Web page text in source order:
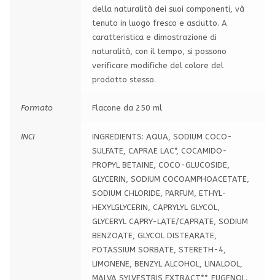
della naturalità dei suoi componenti, và
tenuto in luogo fresco e asciutto. A
caratteristica e dimostrazione di
naturalità, con il tempo, si possono
verificare modifiche del colore del
prodotto stesso.
Formato Flacone da 250 ml
INCI
INGREDIENTS: AQUA, SODIUM COCO-
SULFATE, CAPRAE LAC*, COCAMIDO-
PROPYL BETAINE, COCO-GLUCOSIDE,
GLYCERIN, SODIUM COCOAMPHOACETATE,
SODIUM CHLORIDE, PARFUM, ETHYL-
HEXYLGLYCERIN, CAPRYLYL GLYCOL,
GLYCERYL CAPRY-LATE/CAPRATE, SODIUM
BENZOATE, GLYCOL DISTEARATE,
POTASSIUM SORBATE, STERETH-4,
LIMONENE, BENZYL ALCOHOL, LINALOOL,
MALVA SYLVESTRIS EXTRACT**, EUGENOL.